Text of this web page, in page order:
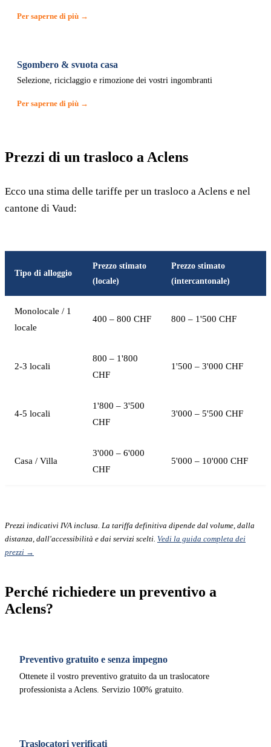
Per saperne di più →
Sgombero & svuota casa
Selezione, riciclaggio e rimozione dei vostri ingombranti
Per saperne di più →
Prezzi di un trasloco a Aclens
Ecco una stima delle tariffe per un trasloco a Aclens e nel
cantone di Vaud:
Tipo di alloggio
Prezzo stimato
(locale)
Prezzo stimato
(intercantonale)
Monolocale / 1
locale
400 – 800 CHF 800 – 1'500 CHF
2-3 locali
800 – 1'800
CHF
1'500 – 3'000 CHF
4-5 locali
1'800 – 3'500
CHF
3'000 – 5'500 CHF
Casa / Villa
3'000 – 6'000
CHF
5'000 – 10'000 CHF
Prezzi indicativi IVA inclusa. La tariffa definitiva dipende dal volume, dalla
distanza, dall'accessibilità e dai servizi scelti. Vedi la guida completa dei
prezzi →
Perché richiedere un preventivo a
Aclens?
Preventivo gratuito e senza impegno
Ottenete il vostro preventivo gratuito da un traslocatore
professionista a Aclens. Servizio 100% gratuito.
Traslocatori verificati